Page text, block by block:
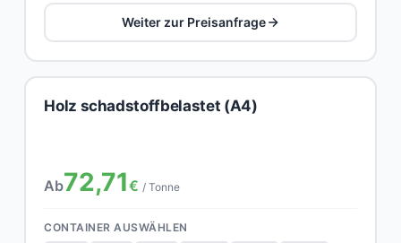
Weiter zur Preisanfrage
Holz schadstoffbelastet (A4)
Ab72,71€ / Tonne
CONTAINER AUSWÄHLEN